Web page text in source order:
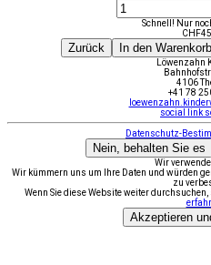
Schnell! Nur
CHF
Zurück In den Warenkorb
Löwenzahn
4106
+41 78
social link
Datenschutz-
Nein, behalten Sie es
Wir
Wir kümmern uns um Ihre Daten und würden
zu
Wenn Sie diese Website weiter
Akzeptieren